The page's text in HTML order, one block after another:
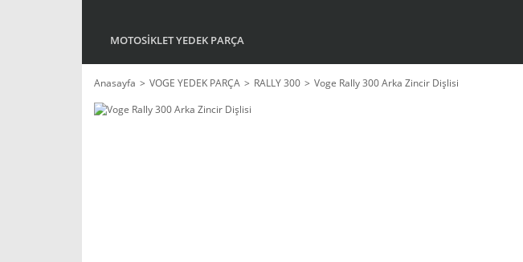
MOTOSİKLET YEDEK PARÇA
Anasayfa VOGE YEDEK PARÇA RALLY 300
Voge Rally 300 Arka Zincir Dişlisi